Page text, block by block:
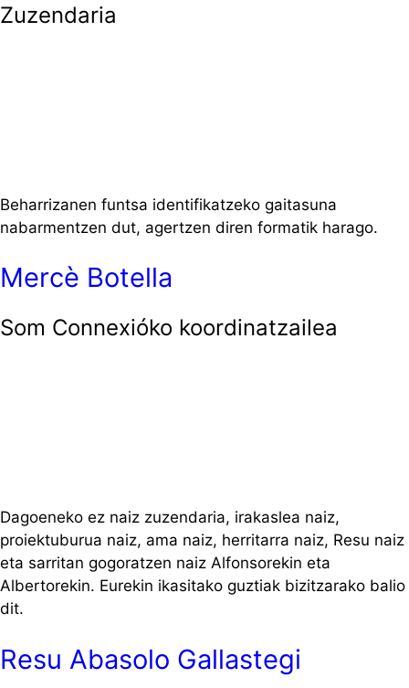
Zuzendaria
Beharrizanen funtsa identifikatzeko gaitasuna
nabarmentzen dut, agertzen diren formatik harago.
Mercè Botella
Som Connexióko koordinatzailea
Dagoeneko ez naiz zuzendaria, irakaslea naiz,
proiektuburua naiz, ama naiz, herritarra naiz, Resu naiz
eta sarritan gogoratzen naiz Alfonsorekin eta
Albertorekin. Eurekin ikasitako guztiak bizitzarako balio
dit.
Resu Abasolo Gallastegi